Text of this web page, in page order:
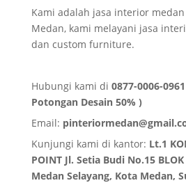
Kami adalah jasa interior
Medan, kami melayani jasa
dan custom furniture.
Hubungi kami di 0877-0006-
Potongan Desain 50% )
Email:
Kunjungi kami di kantor: Lt.1
POINT Jl. Setia Budi No.15
Medan Selayang, Kota Medan,